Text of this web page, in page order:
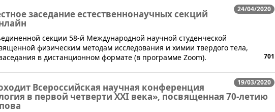
24/04/2020
заседание естественнонаучных секций
секции 58-й Международной научной студенческой
физическим методам исследования и химии твердого тела,
в дистанционном формате (в программе Zoom).
701
19/03/2020
Всероссийская научная конференция
в первой четверти XXI века», посвященная 70-летию